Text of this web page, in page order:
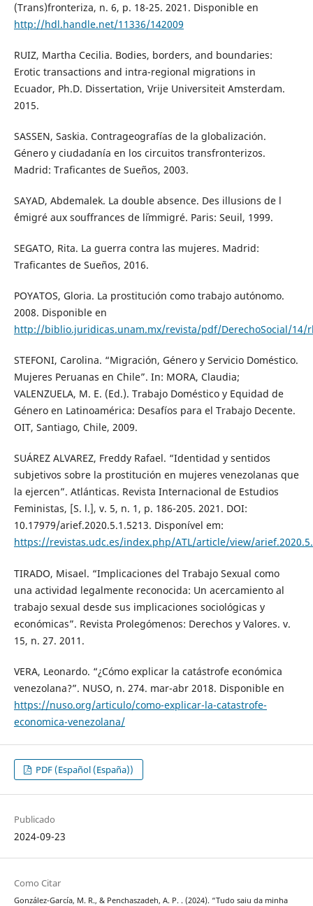
(Trans)fronteriza, n. 6, p. 18-25. 2021. Disponible en
http://hdl.handle.net/11336/142009
RUIZ, Martha Cecilia. Bodies, borders, and boundaries:
Erotic transactions and intra-regional migrations in
Ecuador, Ph.D. Dissertation, Vrije Universiteit Amsterdam.
2015.
SASSEN, Saskia. Contrageografías de la globalización.
Género y ciudadanía en los circuitos transfronterizos.
Madrid: Traficantes de Sueños, 2003.
SAYAD, Abdemalek. La double absence. Des illusions de l
´émigré aux souffrances de l´immigré. Paris: Seuil, 1999.
SEGATO, Rita. La guerra contra las mujeres. Madrid:
Traficantes de Sueños, 2016.
POYATOS, Gloria. La prostitución como trabajo autónomo.
2008. Disponible en
http://biblio.juridicas.unam.mx/revista/pdf/DerechoSocial/14/
STEFONI, Carolina. “Migración, Género y Servicio Doméstico.
Mujeres Peruanas en Chile”. In: MORA, Claudia;
VALENZUELA, M. E. (Ed.). Trabajo Doméstico y Equidad de
Género en Latinoamérica: Desafíos para el Trabajo Decente.
OIT, Santiago, Chile, 2009.
SUÁREZ ALVAREZ, Freddy Rafael. “Identidad y sentidos
subjetivos sobre la prostitución en mujeres venezolanas que
la ejercen”. Atlánticas. Revista Internacional de Estudios
Feministas, [S. l.], v. 5, n. 1, p. 186-205. 2021. DOI:
10.17979/arief.2020.5.1.5213. Disponível em:
https://revistas.udc.es/index.php/ATL/article/view/
TIRADO, Misael. “Implicaciones del Trabajo Sexual como
una actividad legalmente reconocida: Un acercamiento al
trabajo sexual desde sus implicaciones sociológicas y
económicas”. Revista Prolegómenos: Derechos y Valores. v.
15, n. 27. 2011.
VERA, Leonardo. “¿Cómo explicar la catástrofe económica
venezolana?”. NUSO, n. 274. mar-abr 2018. Disponible en
https://nuso.org/articulo/como-explicar-la-catastrofe-
economica-venezolana/
PDF (Español (España))
Publicado
2024-09-23
Como Citar
González-García, M. R., & Penchaszadeh, A. P. . (2024). “Tudo saiu da minha